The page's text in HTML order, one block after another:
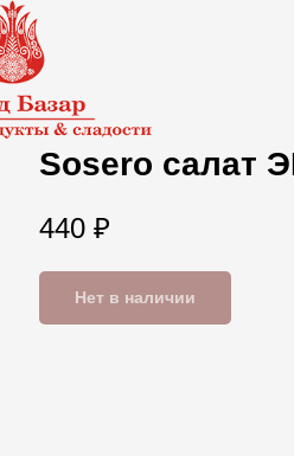
Sosero салат
440 ₽
Нет в наличии